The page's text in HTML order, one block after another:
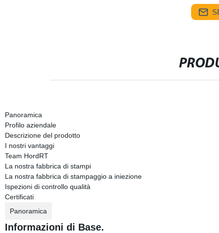
Panoramica
Profilo aziendale
Descrizione del prodotto
I nostri vantaggi
Team HordRT
La nostra fabbrica di stampi
La nostra fabbrica di stampaggio a iniezione
Ispezioni di controllo qualità
Certificati
Panoramica
Informazioni di Base.